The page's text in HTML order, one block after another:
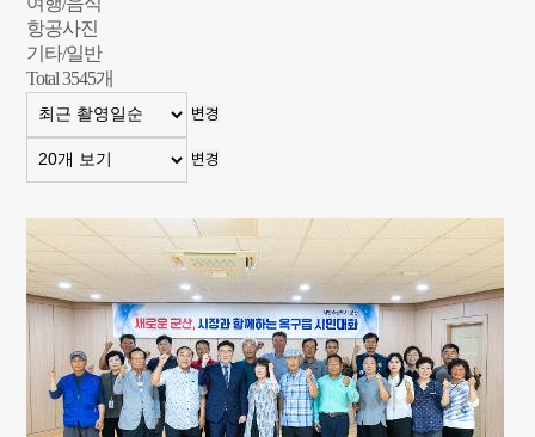
항공사진
기타/일반
Total3545개
변경
변경